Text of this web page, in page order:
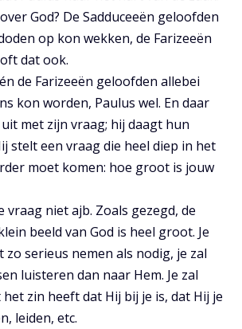
God? De Sadduceeën geloofden
op kon wekken, de Farizeeën
dat ook.
de Farizeeën geloofden allebei
kon worden, Paulus wel. En daar
met zijn vraag; hij daagt hun
stelt een vraag die heel diep in het
moet komen: hoe groot is jouw
vraag niet ajb. Zoals gezegd, de
beeld van God is heel groot. Je
zo serieus nemen als nodig, je zal
luisteren dan naar Hem. Je zal
zin heeft dat Hij bij je is, dat Hij je
leiden, etc.